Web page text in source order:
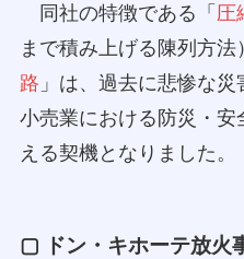
同社の特徴である「 圧
まで積み上げる陳列方法
路 」は、過去に悲惨な
小売業における防災・
える契機となりました。
▢ ドン・キホーテ放火